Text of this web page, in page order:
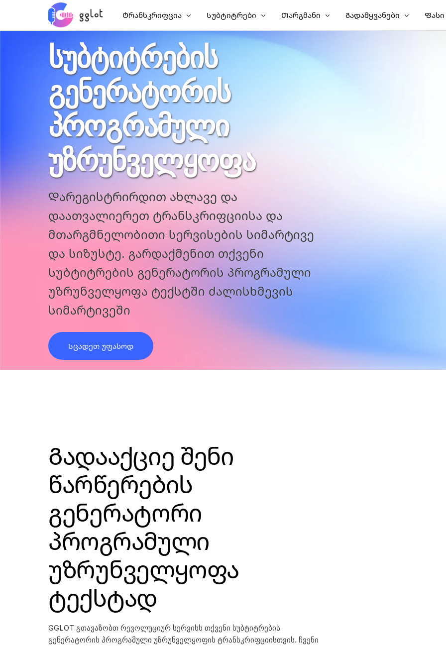
Ტრანსკრიფცია
Აუდიოს ტრანსკრიფცია
Ვიდეოს ტრანსკრიფცია
Გადაწერეთ YouTube
Შეხვედრის ტრანსკრიფცია
Აუდიო ტექსტისთვის
Კორპორატიული Voiceover
Აუდიოწიგნი ხმოვანი
Სუბტიტრები
Დაამატეთ სუბტიტრები ვიდეოს
Დაამატეთ სუბტიტრები MP4-ზე
Ჩინური სუბტიტრები
AI დუბლირება
Ქვესათაურის მთარგმნელი
VTT შემქმნელი
Თარგმანი
Ვიდეოს თარგმნა
Გადამყვანები Ფასი
ᲡᲣᲑᲢᲘᲢᲠᲔᲑᲘᲡ
ᲒᲔᲜᲔᲠᲐᲢᲝᲠᲘᲡ
ᲞᲠᲝᲒᲠᲐᲛᲣᲚᲘ
ᲣᲖᲠᲣᲜᲕᲔᲚᲧᲝᲤᲐ
Დარეგისტრირდით ახლავე და
დაათვალიერეთ ტრანსკრიფციისა და
მთარგმნელობითი სერვისების სიმარტივე
და სიზუსტე. გარდაქმენით თქვენი
Სუბტიტრების გენერატორის პროგრამული
უზრუნველყოფა ტექსტში ძალისხმევის
სიმარტივეში
Სცადეთ უფასოდ
Გადააქციე Შენი
Წარწერების
Გენერატორი
Პროგრამული
Უზრუნველყოფა
Ტექსტად
GGLOT გთავაზობთ რევოლუციურ სერვისს თქვენი სუბტიტრების
გენერატორის პროგრამული უზრუნველყოფის ტრანსკრიფციისთვის. ჩვენი